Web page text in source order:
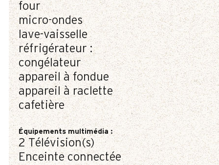
four
micro-ondes
lave-vaisselle
réfrigérateur :
congélateur
appareil à fondue
appareil à raclette
cafetière
Équipements multimédia :
2 Télévision(s)
Enceinte connectée